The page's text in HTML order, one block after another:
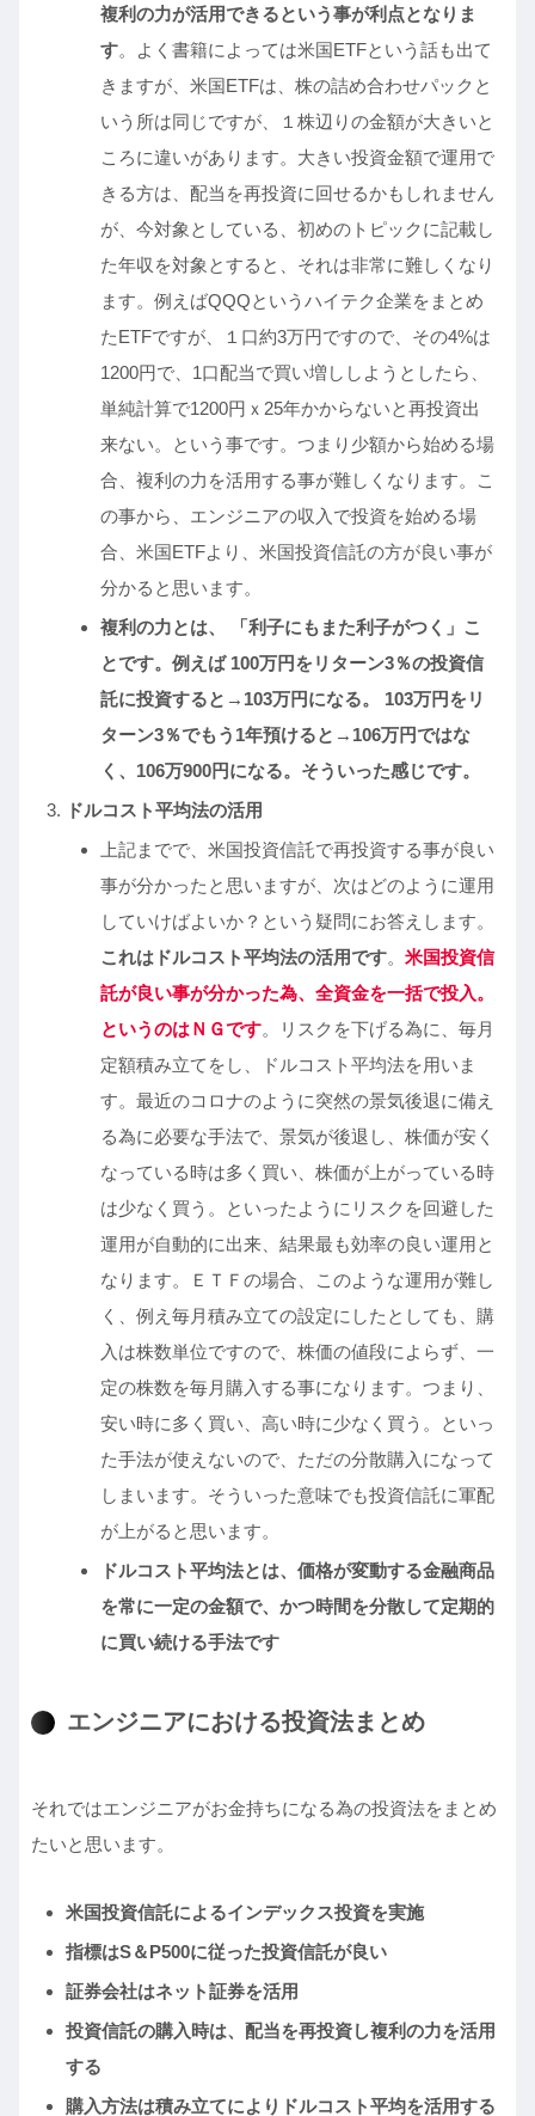
複利の力が活用できるという事が利点となりま
す。よく書籍によっては米国ETFという話も出て
きますが、米国ETFは、株の詰め合わせパックと
いう所は同じですが、１株辺りの金額が大きいと
ころに違いがあります。大きい投資金額で運用で
きる方は、配当を再投資に回せるかもしれません
が、今対象としている、初めのトピックに記載し
た年収を対象とすると、それは非常に難しくなり
ます。例えばQQQというハイテク企業をまとめ
たETFですが、１口約3万円ですので、その4%は
1200円で、1口配当で買い増ししようとしたら、
単純計算で1200円ｘ25年かからないと再投資出
来ない。という事です。つまり少額から始める場
合、複利の力を活用する事が難しくなります。こ
の事から、エンジニアの収入で投資を始める場
合、米国ETFより、米国投資信託の方が良い事が
分かると思います。
複利の力とは、 「利子にもまた利子がつく」こ
とです。例えば 100万円をリターン3％の投資信
託に投資すると→103万円になる。 103万円をリ
ターン3％でもう1年預けると→106万円ではな
く、106万900円になる。そういった感じです。
ドルコスト平均法の活用
上記までで、米国投資信託で再投資する事が良い
事が分かったと思いますが、次はどのように運用
していけばよいか？という疑問にお答えします。
これはドルコスト平均法の活用です。 米国投資信
託が良い事が分かった為、全資金を一括で投入。
というのはＮＧです。リスクを下げる為に、毎月
定額積み立てをし、ドルコスト平均法を用いま
す。最近のコロナのように突然の景気後退に備え
る為に必要な手法で、景気が後退し、株価が安く
なっている時は多く買い、株価が上がっている時
は少なく買う。といったようにリスクを回避した
運用が自動的に出来、結果最も効率の良い運用と
なります。ＥＴＦの場合、このような運用が難し
く、例え毎月積み立ての設定にしたとしても、購
入は株数単位ですので、株価の値段によらず、一
定の株数を毎月購入する事になります。つまり、
安い時に多く買い、高い時に少なく買う。といっ
た手法が使えないので、ただの分散購入になって
しまいます。そういった意味でも投資信託に軍配
が上がると思います。
ドルコスト平均法とは、価格が変動する金融商品
を常に一定の金額で、かつ時間を分散して定期的
に買い続ける手法です
エンジニアにおける投資法まとめ
それではエンジニアがお金持ちになる為の投資法をまとめ
たいと思います。
米国投資信託によるインデックス投資を実施
指標はS＆P500に従った投資信託が良い
証券会社はネット証券を活用
投資信託の購入時は、配当を再投資し複利の力を活用
する
購入方法は積み立てによりドルコスト平均を活用する